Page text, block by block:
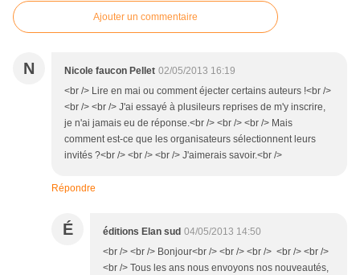
Ajouter un commentaire
N Nicole faucon Pellet 02/05/2013 16:19
<br /> Lire en mai ou comment éjecter certains auteurs !<br />
<br /> <br /> J'ai essayé à plusileurs reprises de m'y inscrire,
je n'ai jamais eu de réponse.<br /> <br /> <br /> Mais
comment est-ce que les organisateurs sélectionnent leurs
invités ?<br /> <br /> <br /> J'aimerais savoir.<br />
Répondre
É éditions Elan sud 04/05/2013 14:50
<br /> <br /> Bonjour<br /> <br /> <br /> <br /> <br />
<br /> Tous les ans nous envoyons nos nouveautés,